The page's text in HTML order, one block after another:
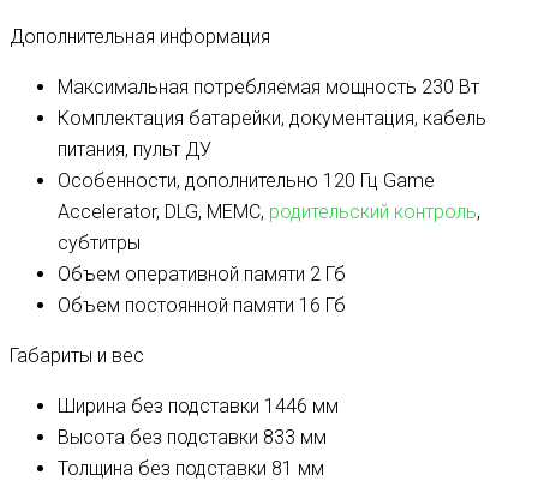
Дополнительная информация
Максимальная потребляемая мощность 230 Вт
Комплектация батарейки, документация, кабель
питания, пульт ДУ
Особенности, дополнительно 120 Гц Game
Accelerator, DLG, MEMC, родительский контроль,
субтитры
Объем оперативной памяти 2 Гб
Объем постоянной памяти 16 Гб
Габариты и вес
Ширина без подставки 1446 мм
Высота без подставки 833 мм
Толщина без подставки 81 мм